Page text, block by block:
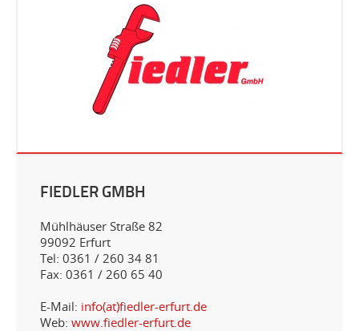
FIEDLER GMBH
Mühlhäuser Straße 82
99092 Erfurt
Tel: 0361 / 260 34 81
Fax: 0361 / 260 65 40
E-Mail: info(at)fiedler-erfurt.de
Web: www.fiedler-erfurt.de